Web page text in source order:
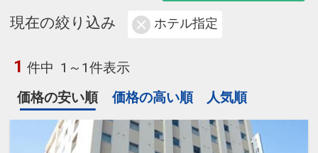
現在の絞り込み ホテル指定
1 件中 1～1件表示
価格の安い順
価格の高い順 人気順